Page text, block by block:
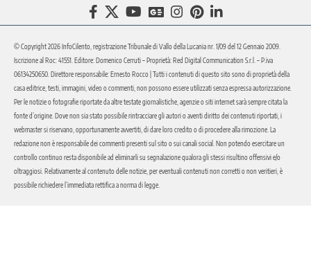
© Copyright 2026 InfoCilento, registrazione Tribunale di Vallo della Lucania nr. 1/09 del 12 Gennaio 2009.
Iscrizione al Roc: 41551. Editore: Domenico Cerruti – Proprietà: Red Digital Communication S.r.l. – P.iva
06134250650. Direttore responsabile: Ernesto Rocco | Tutti i contenuti di questo sito sono di proprietà della
casa editrice, testi, immagini, video o commenti, non possono essere utilizzati senza espressa autorizzazione.
Per le notizie o fotografie riportate da altre testate giornalistiche, agenzie o siti internet sarà sempre citata la
fonte d’origine. Dove non sia stato possibile rintracciare gli autori o aventi diritto dei contenuti riportati, i
webmaster si riservano, opportunamente avvertiti, di dare loro credito o di procedere alla rimozione. La
redazione non è responsabile dei commenti presenti sul sito o sui canali social. Non potendo esercitare un
controllo continuo resta disponibile ad eliminarli su segnalazione qualora gli stessi risultino offensivi e/o
oltraggiosi. Relativamente al contenuto delle notizie, per eventuali contenuti non corretti o non veritieri, è
possibile richiedere l’immediata rettifica a norma di legge.